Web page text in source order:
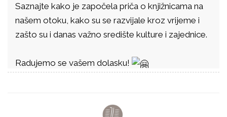
Saznajte kako je započela priča o knjižnicama na
našem otoku, kako su se razvijale kroz vrijeme i
zašto su i danas važno središte kulture i zajednice.
Radujemo se vašem dolasku!